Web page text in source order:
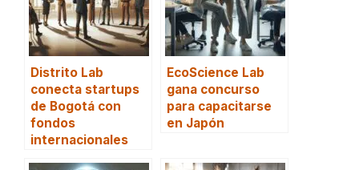
Distrito Lab
conecta startups
de Bogotá con
fondos
internacionales
EcoScience Lab
gana concurso
para capacitarse
en Japón